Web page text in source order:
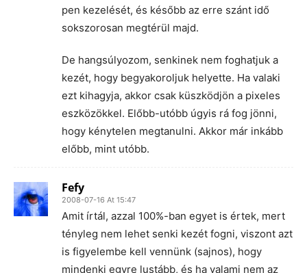
pen kezelését, és később az erre szánt idő
sokszorosan megtérül majd.
De hangsúlyozom, senkinek nem foghatjuk a
kezét, hogy begyakoroljuk helyette. Ha valaki
ezt kihagyja, akkor csak küszködjön a pixeles
eszközökkel. Előbb-utóbb úgyis rá fog jönni,
hogy kénytelen megtanulni. Akkor már inkább
előbb, mint utóbb.
Fefy
2008-07-16 At 15:47
Amit írtál, azzal 100%-ban egyet is értek, mert
tényleg nem lehet senki kezét fogni, viszont azt
is figyelembe kell vennünk (sajnos), hogy
mindenki egyre lustább, és ha valami nem az